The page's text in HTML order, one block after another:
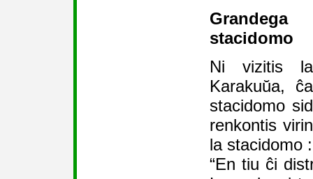
stacidomo
Ni vizitis la
Karakuŭa,
stacidomo
renkontis
la stacidomo :
“En tiu ĉi